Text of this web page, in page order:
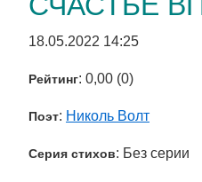
18.05.2022 14:25
Рейтинг: 0,00 (0)
Поэт: Николь Волт
Серия стихов: Без серии